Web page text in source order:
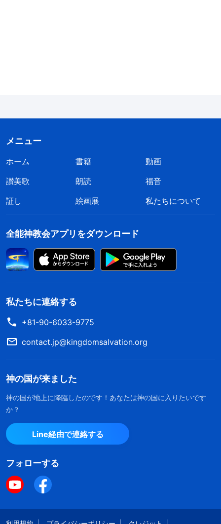
子であり、聖霊（すなわち神）に支配され、地上に
を完成させていなかったからである。従って、彼が
天の神を父と呼ぶのはもっぱら彼の謙虚と従順さか
らであった。しかし、彼がそのように神（すなわち
天の霊）に呼びかけることで、彼が天の神の霊の子
に彼の視点が異なっていることであり、彼が別の位
するのか」）
「それでも、『イエスは自分の愛する子と神は
はっきり述べなかったか。』と言う人たちがいる。
――これは確かに神自身によって語られた。神は自
身の証しをしていたのだが、それは異なる観点か
ら、すなわち天の霊の観点から自身の受肉の証しを
していたのである。イエスは神の受肉であって、天
にいる神の子ではない。わかるか。『わたしが父に
おり、父がわたしにおられる』というイエスの言葉
は、二者が一つの霊であることを示しているのでは
ないだろうか。そして、彼らが天と地に分けられた
やはり一つである。たとえ何であれ、神が自身の証
しをしているに過ぎない。……しかし、その時、天
彼が神のひとり子だとは言及しなかった。そのよう
メニュー
ホーム 書籍
動画
讃美歌
朗読
福音
証し
絵画展 私たちについて
全能神教会アプリをダウンロード
私たちに連絡する
+81-90-6033-9775
contact.jp@kingdomsalvation.org
神の国が来ました
神の国が地上に降臨したのです！あなたは神の国に入りたいです
か？
Line経由で連絡する
フォローする